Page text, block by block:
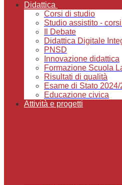
Didattica
Corsi di studio
Studio assistito -
Il Debate
Didattica Digitale
PNSD
Innovazione didattica
Formazione Scuola
Risultati di qualità
Esame di Stato 2024/
Educazione civica
Attività e progetti